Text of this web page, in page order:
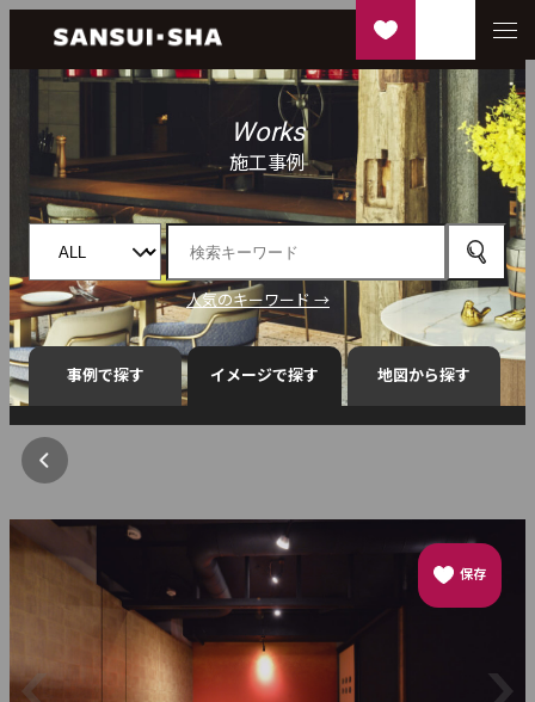
Works
施工事例
人気のキーワード →
事例で探す イメージで探す 地図から探す
保存